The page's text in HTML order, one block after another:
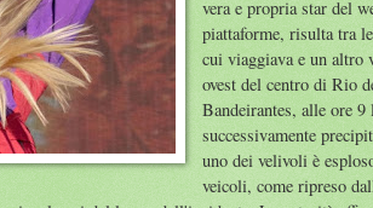
vera e propria star del
piattaforme, risulta tra
cui viaggiava e un altro
ovest del centro di Rio
Bandeirantes, alle ore
successivamente
uno dei velivoli è
veicoli, come ripreso